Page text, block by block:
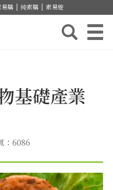
易購 | 純素購 | 素易遊
基礎產業
：6086